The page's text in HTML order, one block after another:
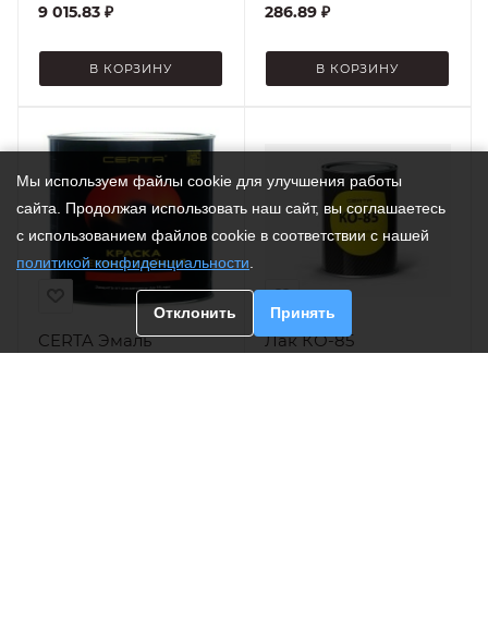
9 015.83 ₽
В КОРЗИНУ
286.89 ₽
В КОРЗИНУ
CERTA Эмаль
Лак КО-85
Мы используем файлы cookie для улучшения работы
сайта. Продолжая использовать наш сайт, вы соглашаетесь
с использованием файлов cookie в соответствии с нашей
политикой конфиденциальности
Отклонить Принять